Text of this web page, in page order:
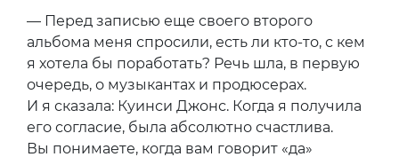
— Перед записью еще своего второго
альбома меня спросили, есть ли кто-то, с кем
я хотела бы поработать? Речь шла, в первую
очередь, о музыкантах и продюсерах.
И я сказала: Куинси Джонс. Когда я получила
его согласие, была абсолютно счастлива.
Вы понимаете, когда вам говорит «да»